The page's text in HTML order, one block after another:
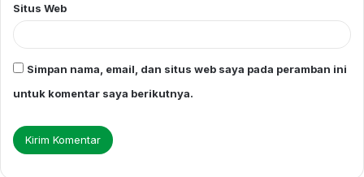
Situs Web
Simpan nama, email, dan situs web saya pada peramban ini
untuk komentar saya berikutnya.